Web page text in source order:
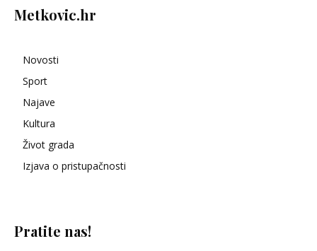
Metkovic.hr
Novosti
Sport
Najave
Kultura
Život grada
Izjava o pristupačnosti
Pratite nas!